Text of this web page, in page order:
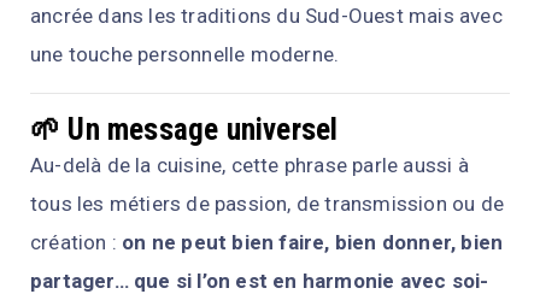
ancrée dans les traditions du Sud-Ouest mais avec
une touche personnelle moderne.
🌱 Un message universel
Au-delà de la cuisine, cette phrase parle aussi à
tous les métiers de passion, de transmission ou de
création : on ne peut bien faire, bien donner, bien
partager… que si l’on est en harmonie avec soi-